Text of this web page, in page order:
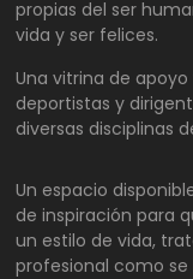
propias del ser
vida y ser felices.
Una vitrina de
deportistas y
diversas disciplinas
Un espacio
de inspiración para
un estilo de vida,
profesional como